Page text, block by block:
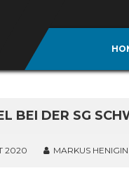
BEI DER SG
2020 MARKUS HENIGIN